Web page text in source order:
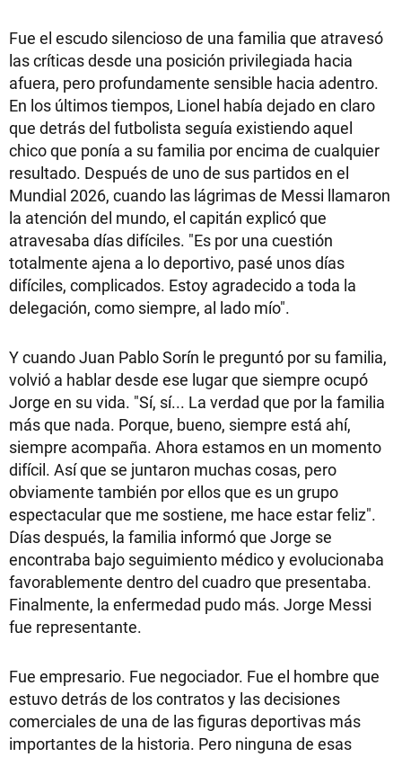
Fue el escudo silencioso de una familia que atravesó
las críticas desde una posición privilegiada hacia
afuera, pero profundamente sensible hacia adentro.
En los últimos tiempos, Lionel había dejado en claro
que detrás del futbolista seguía existiendo aquel
chico que ponía a su familia por encima de cualquier
resultado. Después de uno de sus partidos en el
Mundial 2026, cuando las lágrimas de Messi llamaron
la atención del mundo, el capitán explicó que
atravesaba días difíciles. "Es por una cuestión
totalmente ajena a lo deportivo, pasé unos días
difíciles, complicados. Estoy agradecido a toda la
delegación, como siempre, al lado mío".
Y cuando Juan Pablo Sorín le preguntó por su familia,
volvió a hablar desde ese lugar que siempre ocupó
Jorge en su vida. "Sí, sí... La verdad que por la familia
más que nada. Porque, bueno, siempre está ahí,
siempre acompaña. Ahora estamos en un momento
difícil. Así que se juntaron muchas cosas, pero
obviamente también por ellos que es un grupo
espectacular que me sostiene, me hace estar feliz".
Días después, la familia informó que Jorge se
encontraba bajo seguimiento médico y evolucionaba
favorablemente dentro del cuadro que presentaba.
Finalmente, la enfermedad pudo más. Jorge Messi
fue representante.
Fue empresario. Fue negociador. Fue el hombre que
estuvo detrás de los contratos y las decisiones
comerciales de una de las figuras deportivas más
importantes de la historia. Pero ninguna de esas